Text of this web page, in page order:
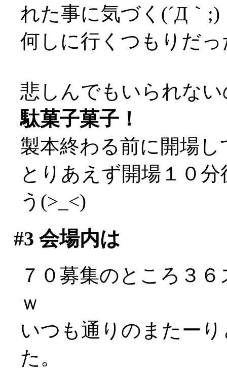
れた事に気づく(´Д｀;)
何しに行くつもりだ
悲しんでもいられな
駄菓子菓子！
製本終わる前に開場
とりあえず開場１０
う(>_<)
#3 会場内は
７０募集のところ３
ｗ
いつも通りのまたー
た。